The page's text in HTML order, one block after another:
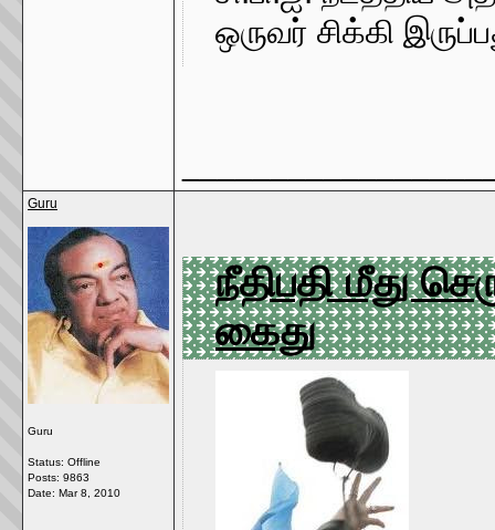
ஒருவர் சிக்கி
Guru
Guru
Status: Offline
Posts: 9863
Date: Mar 8, 2010
நீதிபதி மீது
கைது